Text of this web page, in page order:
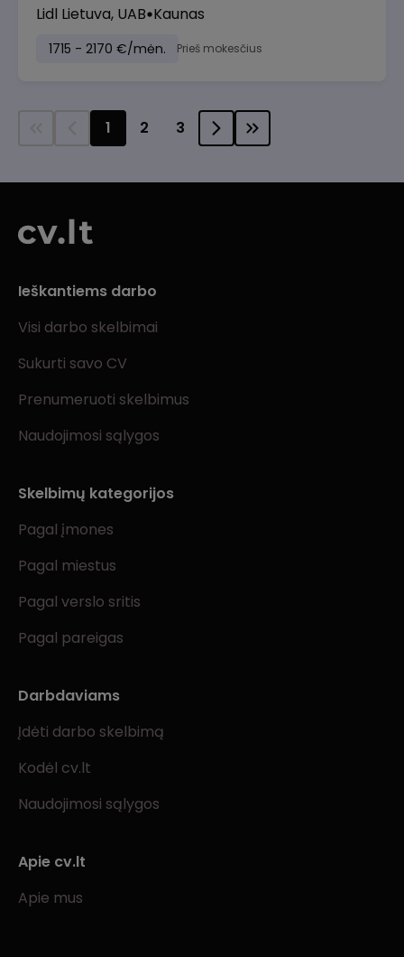
Lidl Lietuva, UAB Kaunas
1715 - 2170 €/mėn. Prieš mokesčius
1 2 3
Ieškantiems darbo
Visi darbo skelbimai
Sukurti savo CV
Prenumeruoti skelbimus
Naudojimosi sąlygos
Skelbimų kategorijos
Pagal įmones
Pagal miestus
Pagal verslo sritis
Pagal pareigas
Darbdaviams
Įdėti darbo skelbimą
Kodėl cv.lt
Naudojimosi sąlygos
Apie cv.lt
Apie mus